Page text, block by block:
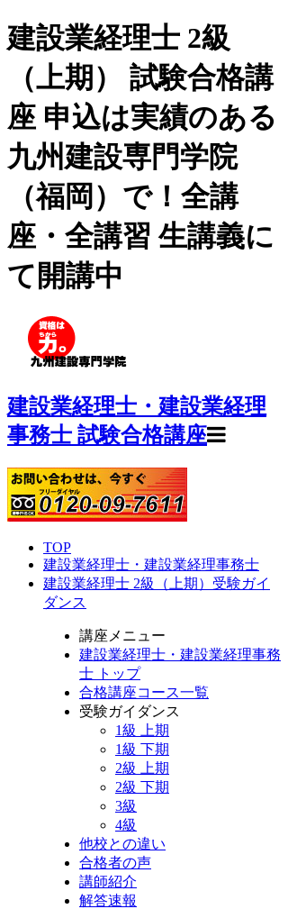
建設業経理士 2級
（上期） 試験合格講
座 申込は実績のある
九州建設専門学院
（福岡）で！全講
座・全講習 生講義に
て開講中
建設業経理士・建設業経理
事務士 試験合格講座
TOP
建設業経理士・建設業経理事務士
建設業経理士 2級（上期）受験ガイ
ダンス
講座メニュー
建設業経理士・建設業経理事務
士 トップ
合格講座コース一覧
受験ガイダンス
1級 上期
1級 下期
2級 上期
2級 下期
3級
4級
他校との違い
合格者の声
講師紹介
解答速報